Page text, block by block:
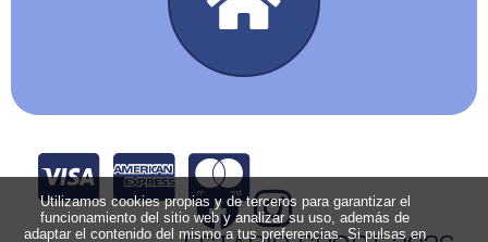
Utilizamos cookies propias y de terceros para garantizar el
funcionamiento del sitio web y analizar su uso, además de
adaptar el contenido del mismo a tus preferencias. Si pulsas en